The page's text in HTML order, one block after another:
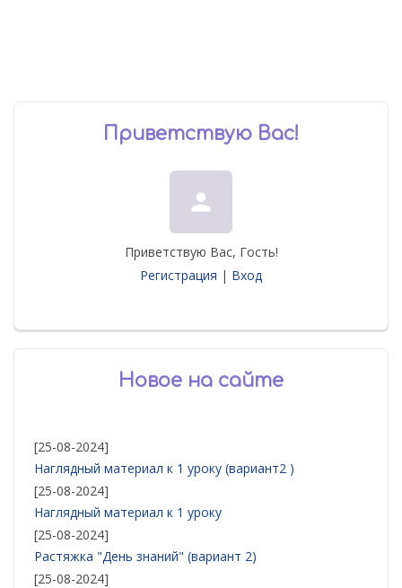
Приветствую Вас!
person
Приветствую Вас, Гость!
Регистрация | Вход
Новое на сайте
[25-08-2024]
Наглядный материал к 1 уроку (вариант2 )
[25-08-2024]
Наглядный материал к 1 уроку
[25-08-2024]
Растяжка "День знаний" (вариант 2)
[25-08-2024]